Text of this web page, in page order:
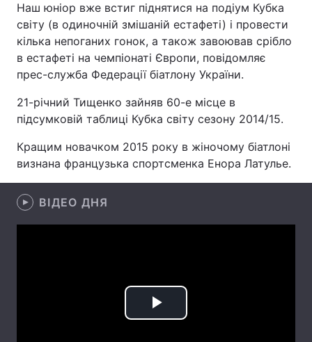
Україна Політика
Економіка Світ
Техно і зв'язок
Наш юніор вже встиг піднятися на подіум Кубка
світу (в одиночній змішаній естафеті) і провести
кілька непоганих гонок, а також завоював срібло
в естафеті на чемпіонаті Європи, повідомляє
прес-служба Федерації біатлону України.
21-річний Тищенко зайняв 60-е місце в
підсумковій таблиці Кубка світу сезону 2014/15.
Кращим новачком 2015 року в жіночому біатлоні
визнана французька спортсменка Енора Латулье.
ВІДЕО ДНЯ
Play